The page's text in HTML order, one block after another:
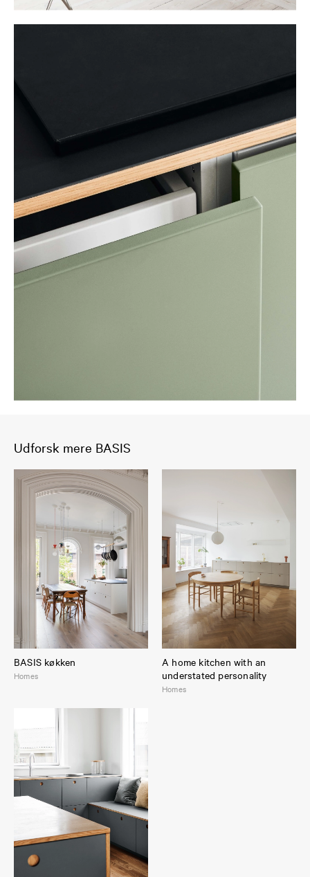
Udforsk mere BASIS
BASIS køkken
Homes
A home kitchen with an
understated personality
Homes